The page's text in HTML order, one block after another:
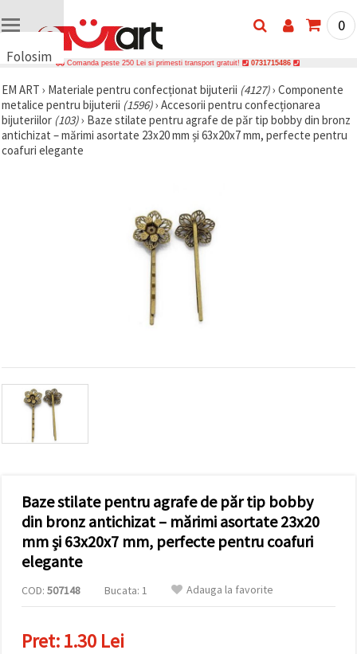
Folosim
uri
🍪 Folosim
cookie-uri
și
tehnologii
conținut și
relevante,
inclusiv cu
ajutorul
partenerilor
Puteți fi de
acord să
utilizați
toate
cookie -
urile făcând
"acceptati
toate!" Sau
preferințele
0
Comanda peste 250 Lei si primesti transport gratuit! 0731715486
EM ART › Materiale pentru confecționat bijuterii (4127)› Componente
metalice pentru bijuterii (1596)› Accesorii pentru confecționarea
bijuteriilor (103)› Baze stilate pentru agrafe de păr tip bobby din bronz
antichizat – mărimi asortate 23x20 mm și 63x20x7 mm, perfecte pentru
coafuri elegante
Baze stilate pentru agrafe de păr tip bobby
din bronz antichizat – mărimi asortate 23x20
mm și 63x20x7 mm, perfecte pentru coafuri
elegante
COD: 507148 Bucata: 1 Adauga la favorite
Pret:1.30 Lei